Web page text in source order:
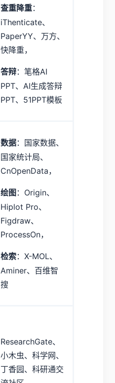
查重降重：
iThenticate、
PaperYY、万方、
快降重，
答辩：笔格AI
PPT、AI生成答辩
PPT、51PPT模板
数据：国家数据、
国家统计局、
CnOpenData，
绘图 ：Origin、
Hiplot Pro、
Figdraw、
ProcessOn，
检索：X-MOL、
Aminer、百维智
搜
ResearchGate、
小木虫、科学网、
丁香园、科研通交